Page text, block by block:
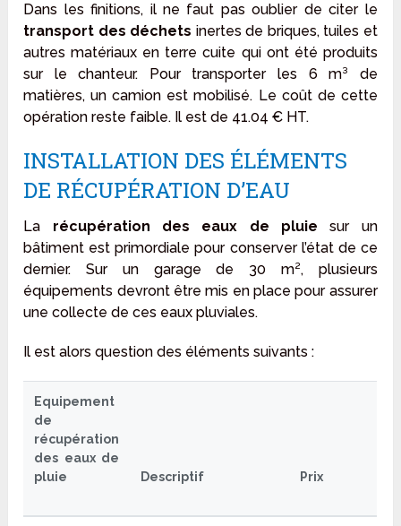
Dans les finitions, il ne faut pas oublier de citer le
transport des déchets inertes de briques, tuiles et
autres matériaux en terre cuite qui ont été produits
sur le chanteur. Pour transporter les 6 m³ de
matières, un camion est mobilisé. Le coût de cette
opération reste faible. Il est de 41.04 € HT.
INSTALLATION DES ÉLÉMENTS
DE RÉCUPÉRATION D’EAU
La récupération des eaux de pluie sur un
bâtiment est primordiale pour conserver l’état de ce
dernier. Sur un garage de 30 m², plusieurs
équipements devront être mis en place pour assurer
une collecte de ces eaux pluviales.
Il est alors question des éléments suivants :
Equipement
de
récupération
des eaux de
pluie
Descriptif Prix